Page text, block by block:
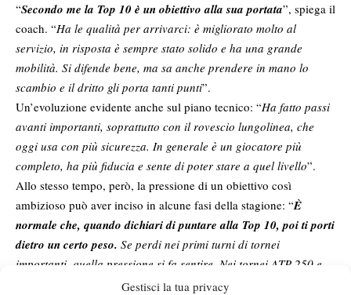
Gestisci la tua privacy
“Secondo me la Top 10 è un obiettivo alla sua portata”, spiega il
coach. “Ha le qualità per arrivarci: è migliorato molto al
servizio, in risposta è sempre stato solido e ha una grande
mobilità. Si difende bene, ma sa anche prendere in mano lo
scambio e il dritto gli porta tanti punti”.
Un’evoluzione evidente anche sul piano tecnico: “Ha fatto passi
avanti importanti, soprattutto con il rovescio lungolinea, che
oggi usa con più sicurezza. In generale è un giocatore più
completo, ha più fiducia e sente di poter stare a quel livello”.
Allo stesso tempo, però, la pressione di un obiettivo così
ambizioso può aver inciso in alcune fasi della stagione: “È
normale che, quando dichiari di puntare alla Top 10, poi ti porti
dietro un certo peso. Se perdi nei primi turni di tornei
importanti, quella pressione si fa sentire. Nei tornei ATP 250 e
500 ha già dimostrato continuità.Ora il passo successivo è